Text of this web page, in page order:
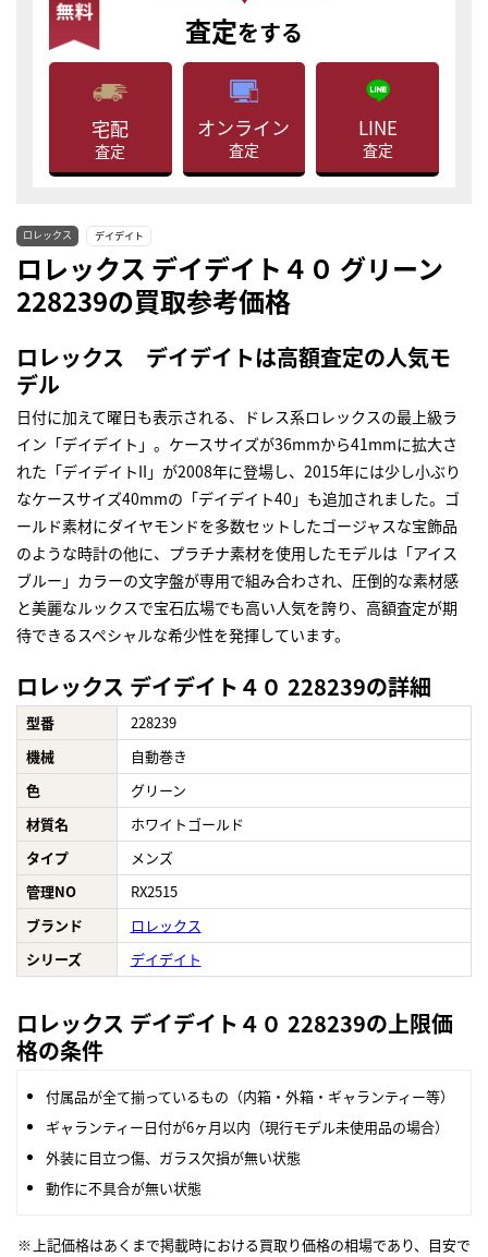
査定をする
宅配
査定
オンライン
査定
LINE
査定
ロレックス デイデイト
ロレックス デイデイト４０ グリーン
228239の買取参考価格
ロレックス デイデイトは高額査定の人気モ
デル
日付に加えて曜日も表示される、ドレス系ロレックスの最上級ラ
イン「デイデイト」。ケースサイズが36mmから41mmに拡大さ
れた「デイデイトII」が2008年に登場し、2015年には少し小ぶり
なケースサイズ40mmの「デイデイト40」も追加されました。ゴ
ールド素材にダイヤモンドを多数セットしたゴージャスな宝飾品
のような時計の他に、プラチナ素材を使用したモデルは「アイス
ブルー」カラーの文字盤が専用で組み合わされ、圧倒的な素材感
と美麗なルックスで宝石広場でも高い人気を誇り、高額査定が期
待できるスペシャルな希少性を発揮しています。
ロレックス デイデイト４０ 228239の詳細
型番
228239
機械
自動巻き
色
グリーン
材質名
ホワイトゴールド
タイプ
メンズ
管理NO
RX2515
ブランド
ロレックス
シリーズ
デイデイト
ロレックス デイデイト４０ 228239の上限価
格の条件
付属品が全て揃っているもの（内箱・外箱・ギャランティー等）
ギャランティー日付が6ヶ月以内（現行モデル未使用品の場合）
外装に目立つ傷、ガラス欠損が無い状態
動作に不具合が無い状態
上記価格はあくまで掲載時における買取り価格の相場であり、目安で